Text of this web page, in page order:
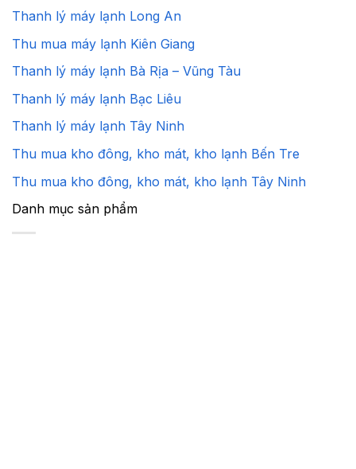
Thanh lý máy lạnh Long An
Thu mua máy lạnh Kiên Giang
Thanh lý máy lạnh Bà Rịa – Vũng Tàu
Thanh lý máy lạnh Bạc Liêu
Thanh lý máy lạnh Tây Ninh
Thu mua kho đông, kho mát, kho lạnh Bến Tre
Thu mua kho đông, kho mát, kho lạnh Tây Ninh
Danh mục sản phẩm